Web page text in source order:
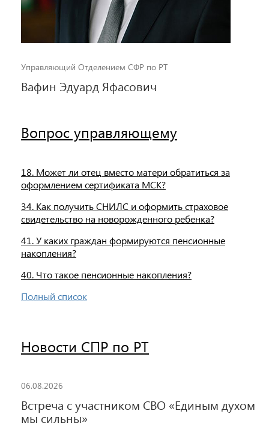
Управляющий Отделением СФР по РТ
Вафин Эдуард Яфасович
Вопрос управляющему
18. Может ли отец вместо матери обратиться за
оформлением сертификата МСК?
34. Как получить СНИЛС и оформить страховое
свидетельство на новорожденного ребенка?
41. У каких граждан формируются пенсионные
накопления?
40. Что такое пенсионные накопления?
Полный список
Новости СПР по РТ
06.08.2026
Встреча с участником СВО «Единым духом
мы сильны»